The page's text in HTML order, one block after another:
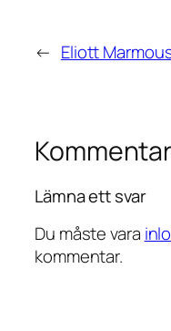
← Eliott
Lämna ett svar
Du måste vara
kommentar.